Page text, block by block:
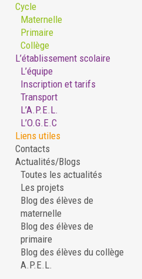
Cycle
Maternelle
Primaire
Collège
L’établissement scolaire
L’équipe
Inscription et tarifs
Transport
L’A.P.E.L.
L’O.G.E.C
Liens utiles
Contacts
Actualités/Blogs
Toutes les actualités
Les projets
Blog des élèves de
maternelle
Blog des élèves de
primaire
Blog des élèves du collège
A.P.E.L.